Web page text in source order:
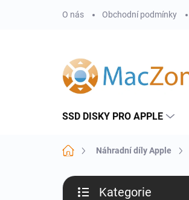
O nás Obchodní podmínky
SSD DISKY PRO APPLE
Domů Náhradní díly Apple
P
Kategorie